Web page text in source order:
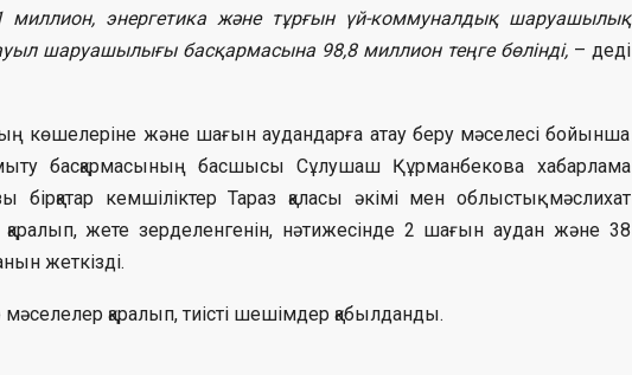
энергетика және тұрғын үй-коммуналдық шаруашылық
шаруашылығы басқармасына 98,8 миллион теңге бөлінді,– деді
көшелеріне және шағын аудандарға атау беру мәселесі бойынша
басқармасының басшысы Сұлушаш Құрманбекова хабарлама
кемшіліктер Тараз қаласы әкімі мен облыстық мәслихат
жете зерделенгенін, нәтижесінде 2 шағын аудан және 38
жеткізді.
мәселелер қаралып, тиісті шешімдер қабылданды.